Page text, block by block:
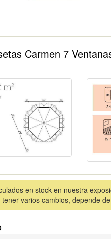
Carmen 7
en stock en nuestra
varios cambios, depende